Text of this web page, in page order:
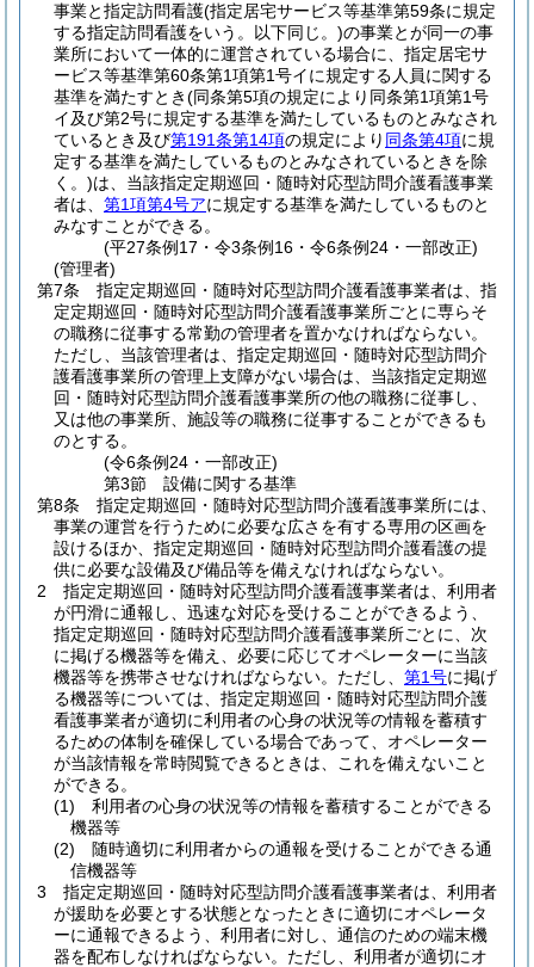
事業と指定訪問看護(指定居宅サービス等基準第59条に規定
する指定訪問看護をいう。以下同じ。)の事業とが同一の事
業所において一体的に運営されている場合に、指定居宅サ
ービス等基準第60条第1項第1号イに規定する人員に関する
基準を満たすとき(同条第5項の規定により同条第1項第1号
イ及び第2号に規定する基準を満たしているものとみなされ
ているとき及び第191条第14項の規定により 同条第4項に規
定する基準を満たしているものとみなされているときを除
く。)は、当該指定定期巡回・随時対応型訪問介護看護事業
者は、 第1項第4号アに規定する基準を満たしているものと
みなすことができる。
(平27条例17・令3条例16・令6条例24・一部改正)
(管理者)
第7条
指定定期巡回・随時対応型訪問介護看護事業者は、指
定定期巡回・随時対応型訪問介護看護事業所ごとに専らそ
の職務に従事する常勤の管理者を置かなければならない。
ただし、当該管理者は、指定定期巡回・随時対応型訪問介
護看護事業所の管理上支障がない場合は、当該指定定期巡
回・随時対応型訪問介護看護事業所の他の職務に従事し、
又は他の事業所、施設等の職務に従事することができるも
のとする。
(令6条例24・一部改正)
第3節
設備に関する基準
第8条
指定定期巡回・随時対応型訪問介護看護事業所には、
事業の運営を行うために必要な広さを有する専用の区画を
設けるほか、指定定期巡回・随時対応型訪問介護看護の提
供に必要な設備及び備品等を備えなければならない。
2
指定定期巡回・随時対応型訪問介護看護事業者は、利用者
が円滑に通報し、迅速な対応を受けることができるよう、
指定定期巡回・随時対応型訪問介護看護事業所ごとに、次
に掲げる機器等を備え、必要に応じてオペレーターに当該
機器等を携帯させなければならない。 ただし、 第1号に掲げ
る機器等については、指定定期巡回・随時対応型訪問介護
看護事業者が適切に利用者の心身の状況等の情報を蓄積す
るための体制を確保している場合であって、オペレーター
が当該情報を常時閲覧できるときは、これを備えないこと
ができる。
(1)
利用者の心身の状況等の情報を蓄積することができる
機器等
(2)
随時適切に利用者からの通報を受けることができる通
信機器等
3
指定定期巡回・随時対応型訪問介護看護事業者は、利用者
が援助を必要とする状態となったときに適切にオペレータ
ーに通報できるよう、利用者に対し、通信のための端末機
器を配布しなければならない。 ただし、利用者が適切にオ